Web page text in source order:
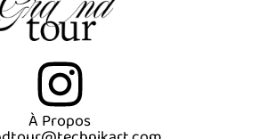
À Propos